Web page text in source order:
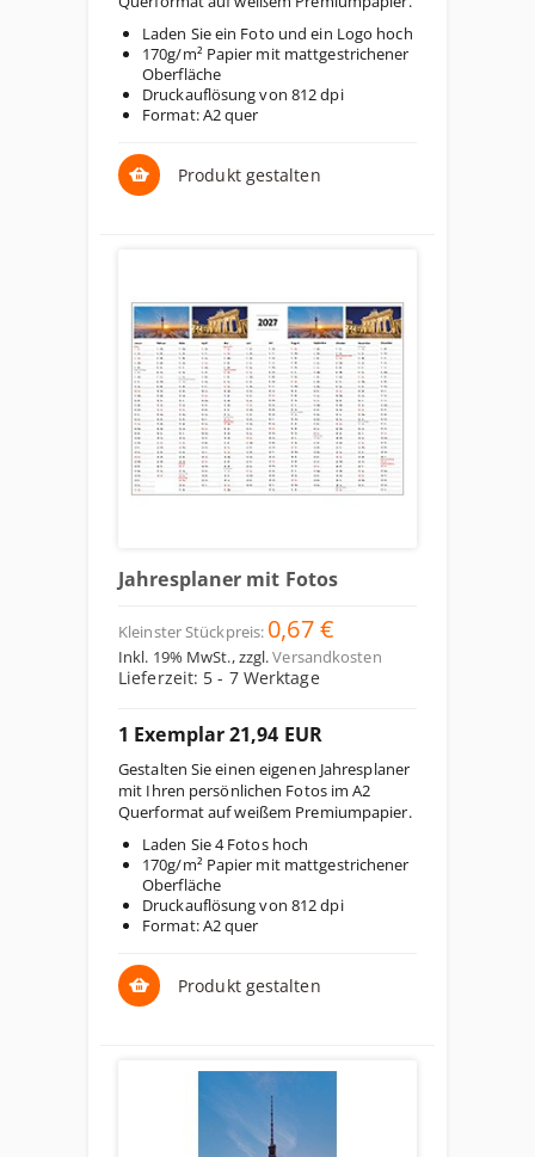
Laden Sie ein Foto und ein Logo hoch
170g/m² Papier mit mattgestrichener
Oberfläche
Druckauflösung von 812 dpi
Format: A2 quer
Produkt gestalten
Jahresplaner mit Fotos
Kleinster Stückpreis: 0,67 €
Inkl. 19% MwSt.,zzgl.Versandkosten
Lieferzeit: 5 - 7 Werktage
1 Exemplar 21,94 EUR
Gestalten Sie einen eigenen Jahresplaner
mit Ihren persönlichen Fotos im A2
Querformat auf weißem Premiumpapier.
Laden Sie 4 Fotos hoch
170g/m² Papier mit mattgestrichener
Oberfläche
Druckauflösung von 812 dpi
Format: A2 quer
Produkt gestalten